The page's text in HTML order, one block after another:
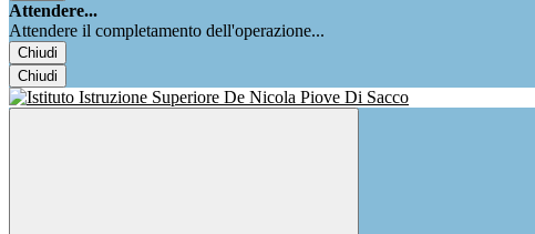
Attendere...
Attendere il completamento dell'operazione...
Chiudi
Chiudi